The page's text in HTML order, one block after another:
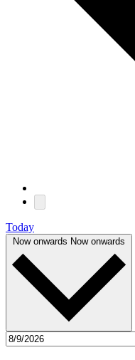
Today
Now onwards Now onwards